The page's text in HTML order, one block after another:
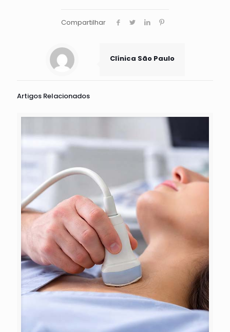
Compartilhar
Clínica São Paulo
Artigos Relacionados